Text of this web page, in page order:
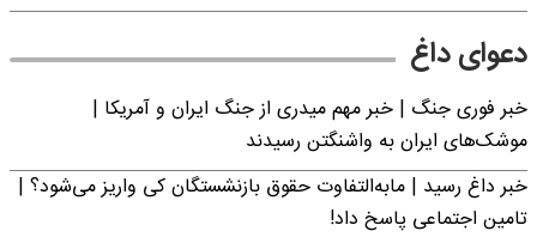
دعوای داغ
خبر فوری جنگ | خبر مهم میدری از جنگ ایران و آمریکا |
موشک‌های ایران به واشنگتن رسیدند
خبر داغ رسید | مابه‌التفاوت حقوق بازنشستگان کی واریز می‌شود؟ |
تامین اجتماعی پاسخ داد!